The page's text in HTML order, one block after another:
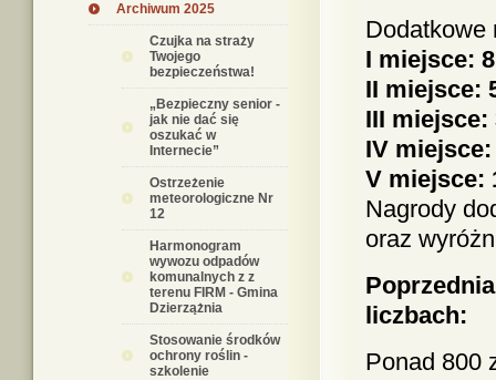
Archiwum 2025
Czujka na straży
Twojego
bezpieczeństwa!
„Bezpieczny senior -
jak nie dać się
oszukać w
Internecie”
Ostrzeżenie
meteorologiczne Nr
12
Harmonogram
wywozu odpadów
komunalnych z z
terenu FIRM - Gmina
Dzierzążnia
Stosowanie środków
ochrony roślin -
szkolenie
Dodatkowe
I miejsce:
II miejsce:
III miejsce:
IV miejsce:
V miejsce:
Nagrody
oraz
liczbach:
Ponad 800